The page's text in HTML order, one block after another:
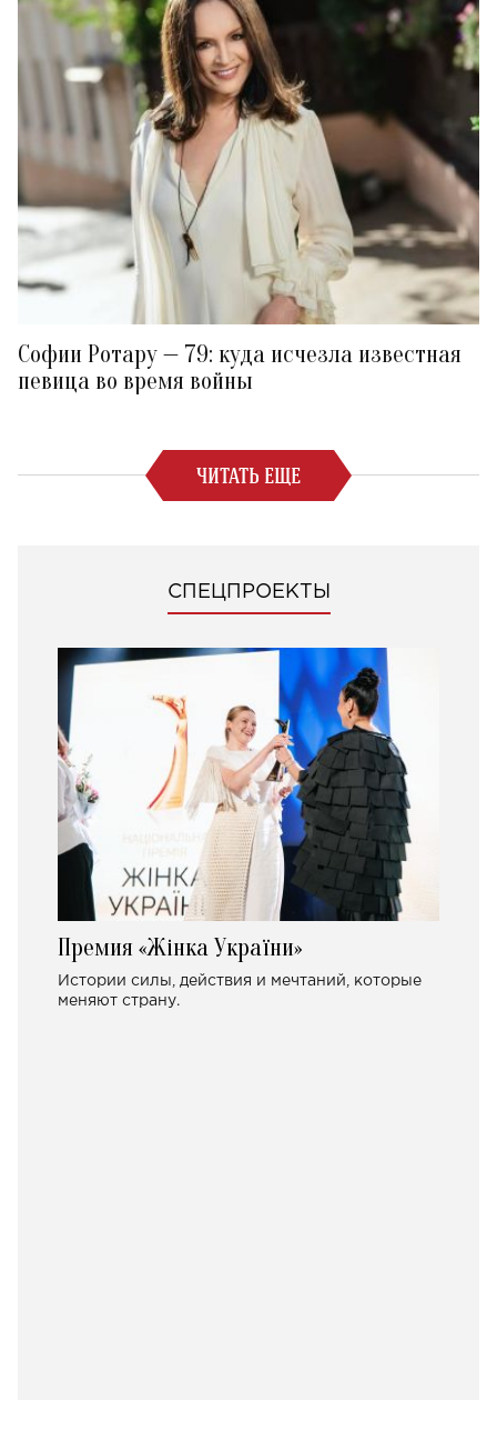
Софии Ротару — 79: куда исчезла известная
певица во время войны
ЧИТАТЬ ЕЩЕ
СПЕЦПРОЕКТЫ
Премия «Жінка України»
Истории силы, действия и мечтаний, которые
меняют страну.